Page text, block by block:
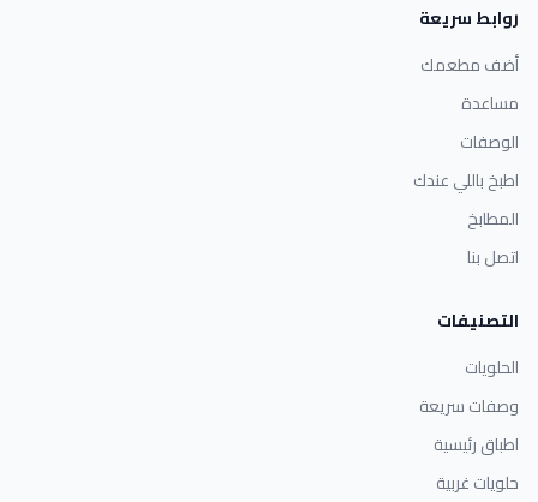
روابط سريعة
أضف مطعمك
مساعدة
الوصفات
اطبخ باللي عندك
المطابخ
اتصل بنا
التصنيفات
الحلويات
وصفات سريعة
اطباق رئيسية
حلويات غربية